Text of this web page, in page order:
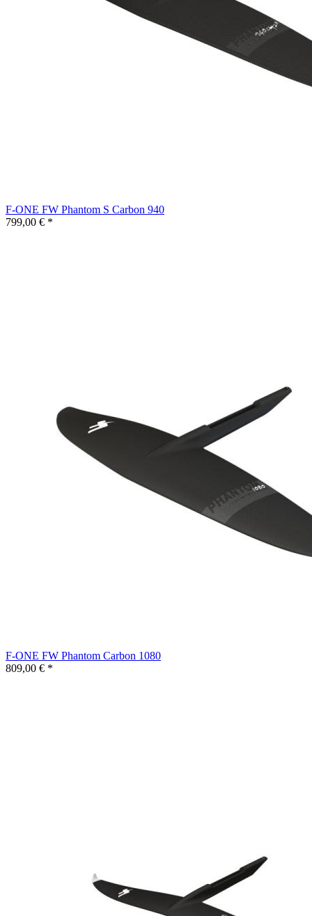
F-ONE FW Phantom S Carbon 940
799,00 € *
F-ONE FW Phantom Carbon 1080
809,00 € *